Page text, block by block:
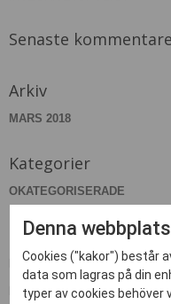
Senaste
Arkiv
MARS 2018
Kategorier
OKATEGORISERADE
Meta
LOGGA IN
FLÖDE FÖR INLÄGG
Denna
Cookies ("kakor") består
data som lagras på din
typer av cookies behöver